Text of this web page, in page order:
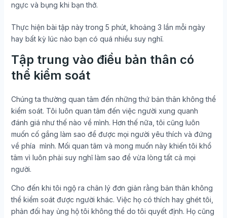
ngực và bụng khi bạn thở.
Thực hiện bài tập này trong 5 phút, khoảng 3 lần mỗi ngày
hay bất kỳ lúc nào bạn có quá nhiều suy nghĩ.
Tập trung vào điều bản thân có
thể kiểm soát
Chúng ta thường quan tâm đến những thứ bản thân không thể
kiểm soát. Tôi luôn quan tâm đến việc người xung quanh
đánh giá như thế nào về mình. Hơn thế nữa, tôi cũng luôn
muốn cố gắng làm sao để được mọi người yêu thích và đứng
về phía mình. Mối quan tâm và mong muốn này khiến tôi khổ
tâm vì luôn phải suy nghĩ làm sao để vừa lòng tất cả mọi
người.
Cho đến khi tôi ngộ ra chân lý đơn giản rằng bản thân không
thể kiểm soát được người khác. Việc họ có thích hay ghét tôi,
phản đối hay ủng hộ tôi không thể do tôi quyết định. Họ cũng